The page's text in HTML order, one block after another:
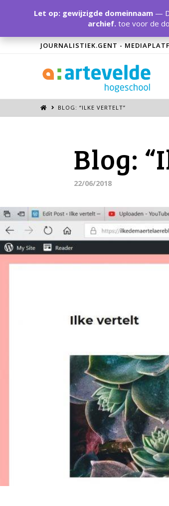
JOURNALISTIEK.GENT -
BLOG: “ILKE VERTELT”
Blog:
22/06/2018
Let op: gewijzigde domeinnaam—
archief.toe voor de